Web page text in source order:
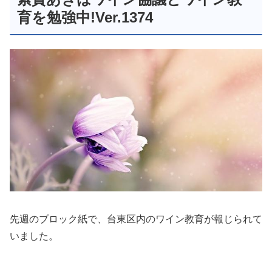
育を勉強中!Ver.1374
先週のブロック紙で、台東区内のワイン教育が報じられて
いました。